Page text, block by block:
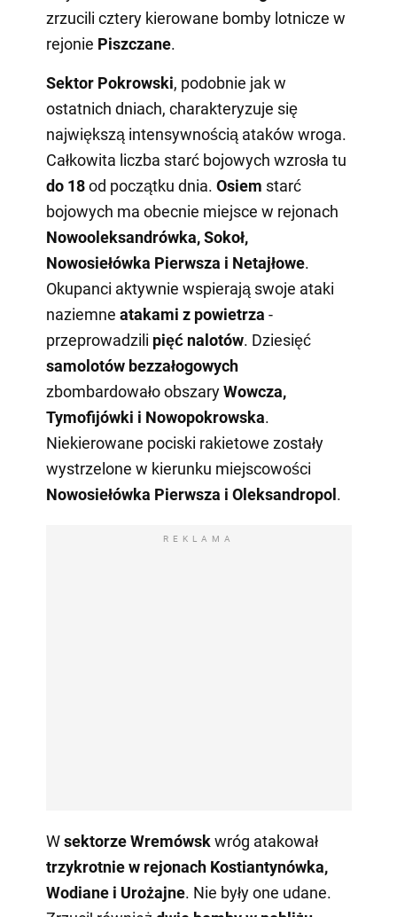
zrzucili cztery kierowane bomby lotnicze w
rejonie Piszczane.
Sektor Pokrowski, podobnie jak w
ostatnich dniach, charakteryzuje się
największą intensywnością ataków wroga.
Całkowita liczba starć bojowych wzrosła tu
do 18od początku dnia. Osiem starć
bojowych ma obecnie miejsce w rejonach
Nowooleksandrówka, Sokoł,
Nowosiełówka Pierwsza i Netajłowe.
Okupanci aktywnie wspierają swoje ataki
naziemne atakami z powietrza -
przeprowadzili pięć nalotów. Dziesięć
samolotów bezzałogowych
zbombardowało obszaryWowcza,
Tymofijówki i Nowopokrowska.
Niekierowane pociski rakietowe zostały
wystrzelone w kierunku miejscowości
Nowosiełówka Pierwsza i Oleksandropol.
REKLAMA
Wsektorze Wremówskwróg atakował
trzykrotnie w rejonach Kostiantynówka,
Wodiane i Urożajne. Nie były one udane.